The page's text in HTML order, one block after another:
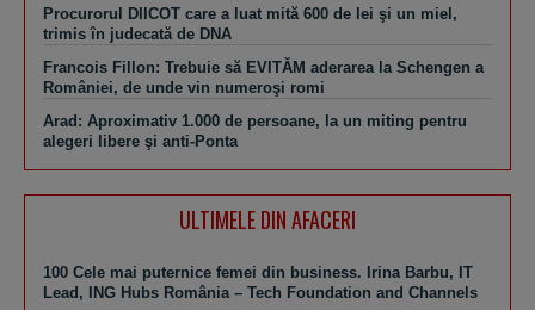
Procurorul DIICOT care a luat mită 600 de lei şi un miel,
trimis în judecată de DNA
Francois Fillon: Trebuie să EVITĂM aderarea la Schengen a
României, de unde vin numeroşi romi
Arad: Aproximativ 1.000 de persoane, la un miting pentru
alegeri libere şi anti-Ponta
ULTIMELE DIN AFACERI
100 Cele mai puternice femei din business. Irina Barbu, IT
Lead, ING Hubs România – Tech Foundation and Channels